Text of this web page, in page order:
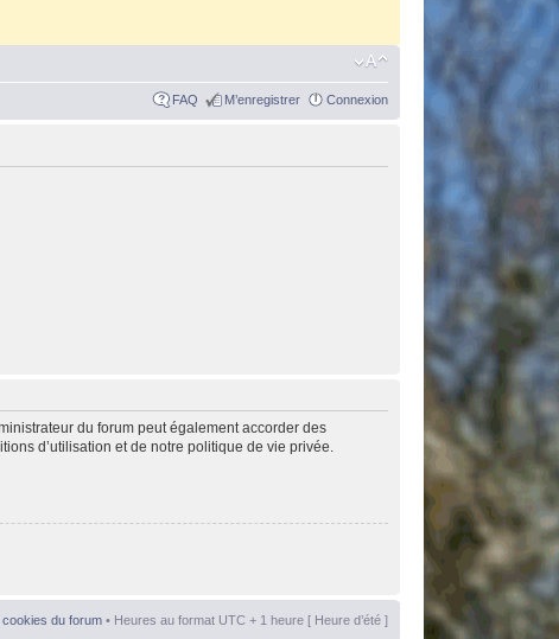
FAQ M’enregistrer Connexion
du forum peut également accorder des
d’utilisation et de notre politique de vie privée.
du forum• Heures au format UTC + 1 heure [ Heure d’été ]